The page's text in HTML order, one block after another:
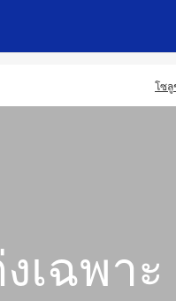
โซ
เฉพาะ